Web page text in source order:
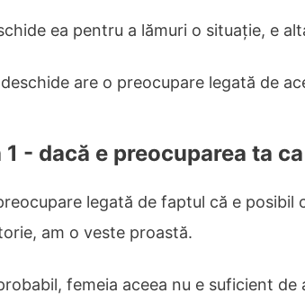
ea pentru a lămuri o situație, e
are o preocupare legată de
- dacă e preocuparea ta
legată de faptul că e posibil
am o veste proastă.
femeia aceea nu e suficient de